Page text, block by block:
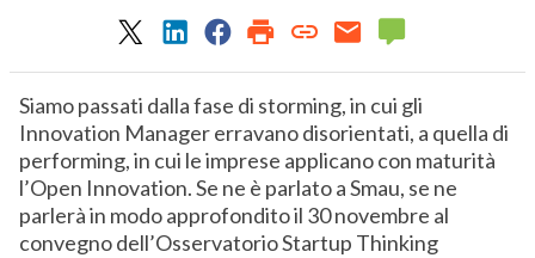
Siamo passati dalla fase di storming, in cui gli
Innovation Manager erravano disorientati, a quella di
performing, in cui le imprese applicano con maturità
l’Open Innovation. Se ne è parlato a Smau, se ne
parlerà in modo approfondito il 30 novembre al
convegno dell’Osservatorio Startup Thinking